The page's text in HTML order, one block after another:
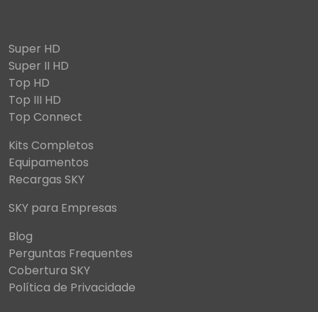
Super HD
Super II HD
Top HD
Top III HD
Top Connect
Kits Completos
Equipamentos
Recargas SKY
SKY para Empresas
Blog
Perguntas Frequentes
Cobertura SKY
Política de Privacidade